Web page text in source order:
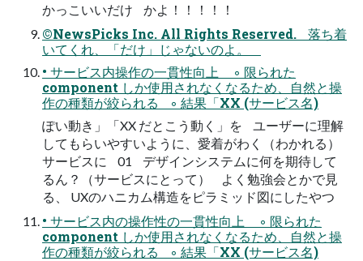
かっこいいだけ かよ！！！！！
©NewsPicks Inc. All Rights Reserved. 落ち着
いてくれ、「だけ」じゃないのよ。
• サービス内操作の一貫性向上 ◦ 限られた
component しか使用されなくなるため、自然と操
作の種類が絞られる ◦ 結果「XX (サービス名)
ぽい動き」「XX だとこう動く」を ユーザーに理解
してもらいやすいように、愛着がわく（わかれる）
サービスに 01 デザインシステムに何を期待して
るん？（サービスにとって） よく勉強会とかで見
る、 UXのハニカム構造をピラミッド図にしたやつ
• サービス内の操作性の一貫性向上 ◦ 限られた
component しか使用されなくなるため、自然と操
作の種類が絞られる ◦ 結果「XX (サービス名)